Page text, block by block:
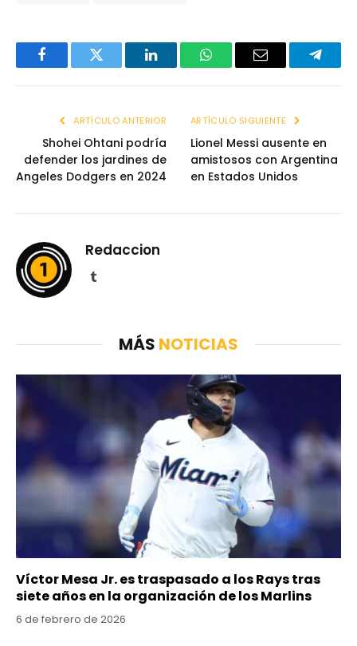
FacebookTwitter LinkedInWhatsAppEmail
ARTÍCULO ANTERIOR
Shohei Ohtani podría
defender los jardines de
Angeles Dodgers en 2024
ARTÍCULO SIGUIENTE
Lionel Messi ausente en
amistosos con Argentina
en Estados Unidos
Redaccion
Tumblr
MÁS NOTICIAS
Víctor Mesa Jr. es traspasado a los Rays tras
siete años en la organización de los Marlins
6 de febrero de 2026